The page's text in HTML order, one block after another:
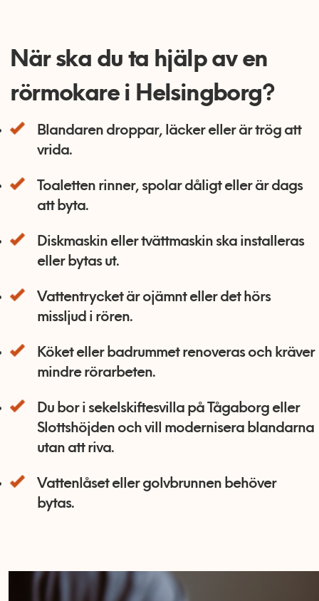
När ska du ta hjälp av en
rörmokare i Helsingborg?
Blandaren droppar, läcker eller är trög att
vrida.
Toaletten rinner, spolar dåligt eller är dags
att byta.
Diskmaskin eller tvättmaskin ska installeras
eller bytas ut.
Vattentrycket är ojämnt eller det hörs
missljud i rören.
Köket eller badrummet renoveras och kräver
mindre rörarbeten.
Du bor i sekelskiftesvilla på Tågaborg eller
Slottshöjden och vill modernisera blandarna
utan att riva.
Vattenlåset eller golvbrunnen behöver
bytas.